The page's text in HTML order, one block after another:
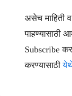
असेच माहिती
पाहण्यासाठी
Subscribe
करण्यासाठी